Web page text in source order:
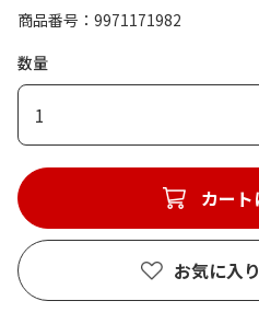
商品番号
9971171982
数量
1
カート
お気に入